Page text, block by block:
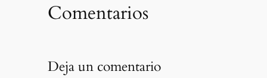
Comentarios
Deja un comentario